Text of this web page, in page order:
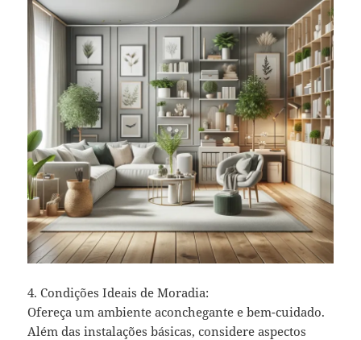
4. Condições Ideais de Moradia:
Ofereça um ambiente aconchegante e bem-cuidado.
Além das instalações básicas, considere aspectos